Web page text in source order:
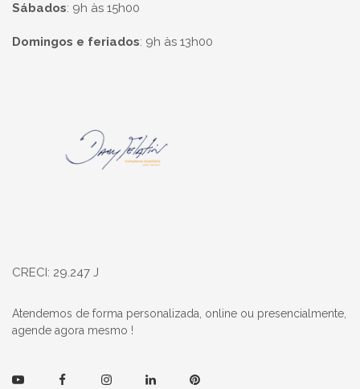
Sábados: 9h às 15h00
Domingos e feriados: 9h às 13h00
CRECI: 29.247 J
Atendemos de forma personalizada, online ou presencialmente,
agende agora mesmo !
YoutubeFacebookInstagramLinkedinPinterest